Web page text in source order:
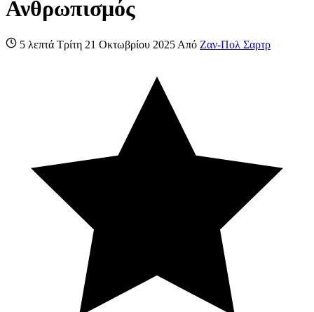
Ανθρωπισμός
5 λεπτά Τρίτη 21 Οκτωβρίου 2025 Από Ζαν-Πολ Σαρτρ